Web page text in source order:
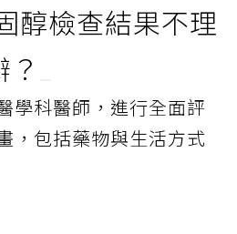
醇檢查結果不理
學科醫師，進行全面評
，包括藥物與生活方式